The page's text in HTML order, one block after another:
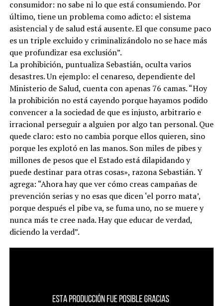
consumidor: no sabe ni lo que está consumiendo. Por
último, tiene un problema como adicto: el sistema
asistencial y de salud está ausente. El que consume paco
es un triple excluido y criminalizándolo no se hace más
que profundizar esa exclusión”.
La prohibición, puntualiza Sebastián, oculta varios
desastres. Un ejemplo: el cenareso, dependiente del
Ministerio de Salud, cuenta con apenas 76 camas. “Hoy
la prohibición no está cayendo porque hayamos podido
convencer a la sociedad de que es injusto, arbitrario e
irracional perseguir a alguien por algo tan personal. Que
quede claro: esto no cambia porque ellos quieren, sino
porque les explotó en las manos. Son miles de pibes y
millones de pesos que el Estado está dilapidando y
puede destinar para otras cosas», razona Sebastián. Y
agrega: “Ahora hay que ver cómo creas campañas de
prevención serias y no esas que dicen ‘el porro mata’,
porque después el pibe va, se fuma uno, no se muere y
nunca más te cree nada. Hay que educar de verdad,
diciendo la verdad”.